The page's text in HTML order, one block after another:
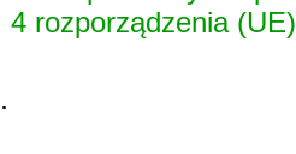
4 rozporządzenia